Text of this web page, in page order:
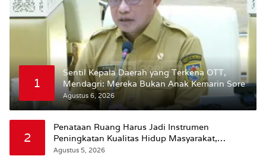
1
Sentil Kepala Daerah yang Terkena OTT,
Mendagri: Mereka Bukan Anak Kemarin Sore
Agustus 6, 2026
2
Penataan Ruang Harus Jadi Instrumen
Peningkatan Kualitas Hidup Masyarakat,
Wattimena: Revisi RT-RW Ditetapkan Pemkot
Agustus 5, 2026